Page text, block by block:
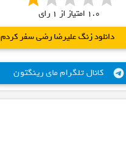
1.0 امتیاز از 1 رای
دانلود زنگ علیرضا رضی سفر کردم
کانال تلگرام مای رینگتون telegram